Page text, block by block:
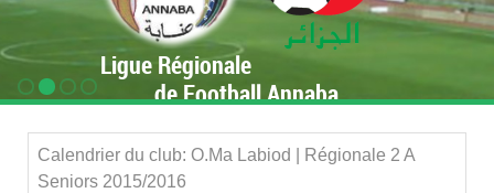
Ligue Régionale
de Football Annaba
Calendrier du club: O.Ma Labiod | Régionale 2 A
Seniors 2015/2016